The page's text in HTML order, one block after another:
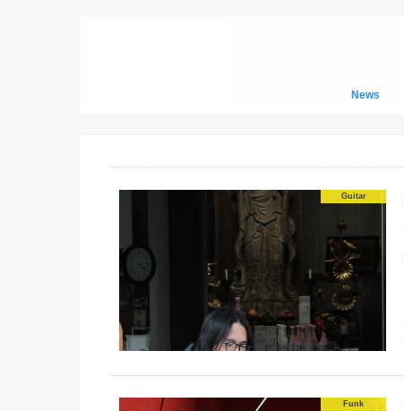
News
Guitar
Funk